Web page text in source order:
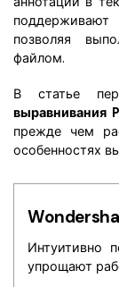
Новый
проще
От AI-функций
PDFelement
Скачать
Скрыть
PDF OCR
Защита
IT-
Канал на
Сообщество
Канал
позволяя
файлом.
В статье
выравнивания
прежде чем
особенностях
Интуитивно
упрощают